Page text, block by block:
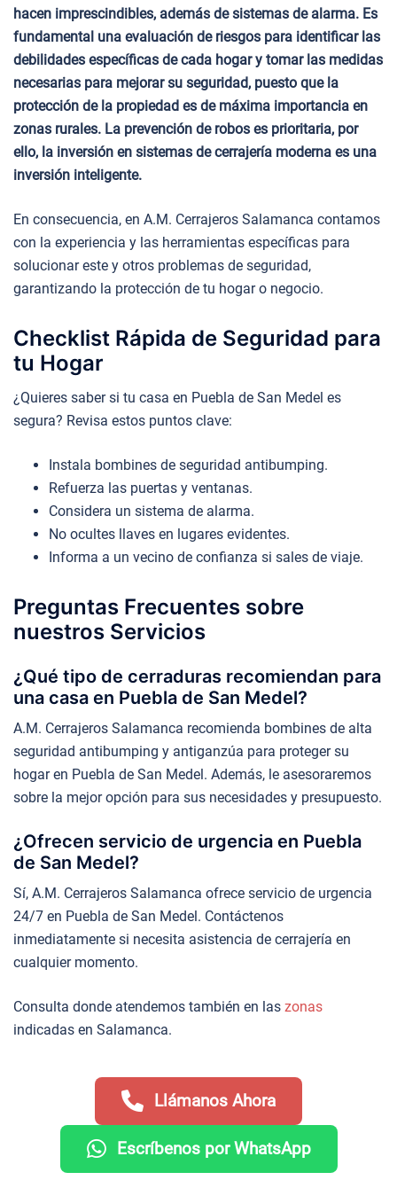
hacen imprescindibles, además de sistemas de alarma. Es
fundamental una evaluación de riesgos para identificar las
debilidades específicas de cada hogar y tomar las medidas
necesarias para mejorar su seguridad, puesto que la
protección de la propiedad es de máxima importancia en
zonas rurales. La prevención de robos es prioritaria, por
ello, la inversión en sistemas de cerrajería moderna es una
inversión inteligente.
En consecuencia, en A.M. Cerrajeros Salamanca contamos
con la experiencia y las herramientas específicas para
solucionar este y otros problemas de seguridad,
garantizando la protección de tu hogar o negocio.
Checklist Rápida de Seguridad para
tu Hogar
¿Quieres saber si tu casa en Puebla de San Medel es
segura? Revisa estos puntos clave:
Instala bombines de seguridad antibumping.
Refuerza las puertas y ventanas.
Considera un sistema de alarma.
No ocultes llaves en lugares evidentes.
Informa a un vecino de confianza si sales de viaje.
Preguntas Frecuentes sobre
nuestros Servicios
¿Qué tipo de cerraduras recomiendan para
una casa en Puebla de San Medel?
A.M. Cerrajeros Salamanca recomienda bombines de alta
seguridad antibumping y antiganzúa para proteger su
hogar en Puebla de San Medel. Además, le asesoraremos
sobre la mejor opción para sus necesidades y presupuesto.
¿Ofrecen servicio de urgencia en Puebla
de San Medel?
Sí, A.M. Cerrajeros Salamanca ofrece servicio de urgencia
24/7 en Puebla de San Medel. Contáctenos
inmediatamente si necesita asistencia de cerrajería en
cualquier momento.
Consulta donde atendemos también en las zonas
indicadas en Salamanca.
Llámanos Ahora
Escríbenos por WhatsApp